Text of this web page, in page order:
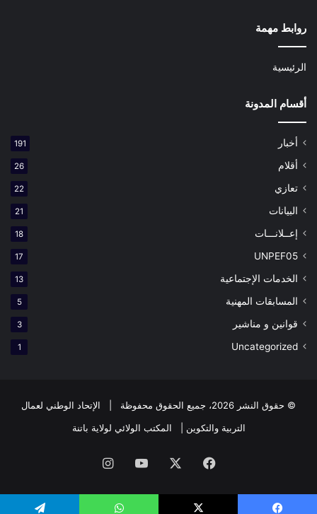
روابط مهمة
الرئيسية
أقسام المدونة
أخبار 191
أقلام 26
تعازي 22
البيانات 21
إعــلانـــات 18
UNPEF05
17
الخدمات الإجتماعية 13
المسابقات المهنية 5
قوانين و مناشير 3
Uncategorized
1
© حقوق النشر 2026، جميع الحقوق محفوظة | الإتحاد الوطني لعمال
التربية والتكوين | المكتب الولائي لولاية باتنة
فيسبوك يوتيوب